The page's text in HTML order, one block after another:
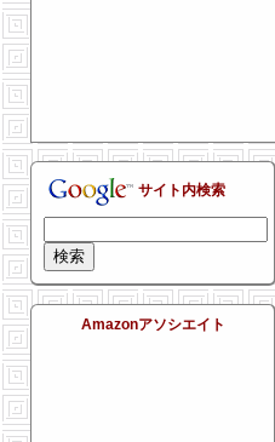
サイト内検索
Amazonアソシエイト